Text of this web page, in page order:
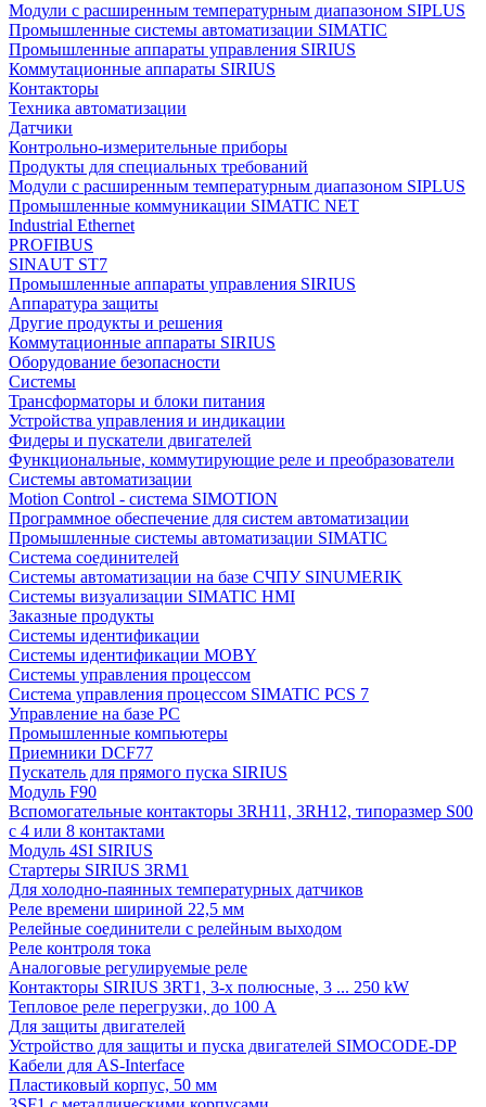
Модули с расширенным температурным диапазоном SIPLUS
Промышленные системы автоматизации SIMATIC
Промышленные аппараты управления SIRIUS
Коммутационные аппараты SIRIUS
Контакторы
Техника автоматизации
Датчики
Контрольно-измерительные приборы
Продукты для специальных требований
Модули с расширенным температурным диапазоном SIPLUS
Промышленные коммуникации SIMATIC NET
Industrial Ethernet
PROFIBUS
SINAUT ST7
Промышленные аппараты управления SIRIUS
Аппаратура защиты
Другие продукты и решения
Коммутационные аппараты SIRIUS
Оборудование безопасности
Системы
Трансформаторы и блоки питания
Устройства управления и индикации
Фидеры и пускатели двигателей
Функциональные, коммутирующие реле и преобразователи
Системы автоматизации
Motion Control - система SIMOTION
Программное обеспечение для систем автоматизации
Промышленные системы автоматизации SIMATIC
Система соединителей
Системы автоматизации на базе СЧПУ SINUMERIK
Системы визуализации SIMATIC HMI
Заказные продукты
Системы идентификации
Системы идентификации MOBY
Системы управления процессом
Система управления процессом SIMATIC PCS 7
Управление на базе РС
Промышленные компьютеры
Приемники DCF77
Пускатель для прямого пуска SIRIUS
Модуль F90
Вспомогательные контакторы 3RH11, 3RH12, типоразмер S00
с 4 или 8 контактами
Модуль 4SI SIRIUS
Стартеры SIRIUS 3RM1
Для холодно-паянных температурных датчиков
Реле времени шириной 22,5 мм
Релейные соединители с релейным выходом
Реле контроля тока
Аналоговые регулируемые реле
Контакторы SIRIUS 3RT1, 3-х полюсные, 3 ... 250 kW
Тепловое реле перегрузки, до 100 A
Для защиты двигателей
Устройство для защиты и пуска двигателей SIMOCODE-DP
Кабели для AS-Interface
Пластиковый корпус, 50 мм